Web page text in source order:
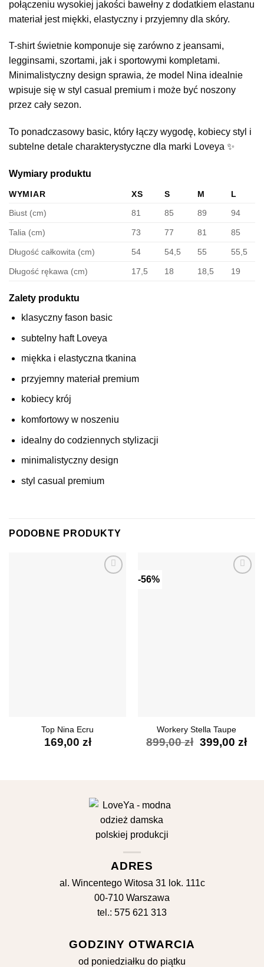
połączeniu wysokiej jakości bawełny z dodatkiem elastanu
materiał jest miękki, elastyczny i przyjemny dla skóry.
T-shirt świetnie komponuje się zarówno z jeansami,
legginsami, szortami, jak i sportowymi kompletami.
Minimalistyczny design sprawia, że model Nina idealnie
wpisuje się w styl casual premium i może być noszony
przez cały sezon.
To ponadczasowy basic, który łączy wygodę, kobiecy styl i
subtelne detale charakterystyczne dla marki Loveya ✨
Wymiary produktu
WYMIAR XS S M
L
Biust (cm)
81 85 89 94
Talia (cm) 73 77 81 85
Długość całkowita (cm) 54 54,5 55 55,5
Długość rękawa (cm) 17,5 18 18,5 19
Zalety produktu
klasyczny fason basic
subtelny haft Loveya
miękka i elastyczna tkanina
przyjemny materiał premium
kobiecy krój
komfortowy w noszeniu
idealny do codziennych stylizacji
minimalistyczny design
styl casual premium
PODOBNE PRODUKTY
Top Nina Ecru
169,00 zł
-56%
Workery Stella Taupe
899,00zł Pierwotna
399,00 zł
ADRES
al. Wincentego Witosa 31 lok. 111c
00-710 Warszawa
tel.: 575 621 313
GODZINY OTWARCIA
od poniedziałku do piątku